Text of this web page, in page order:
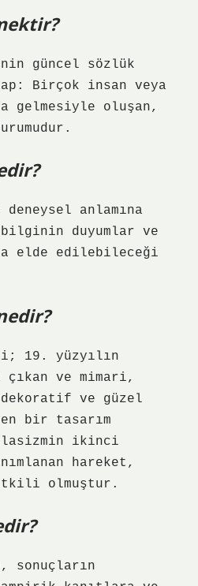
güncel sözlük
Birçok insan veya
gelmesiyle oluşan,
anlamına
duyumlar ve
elde edilebileceği
19. yüzyılın
çıkan ve mimari,
ve güzel
bir tasarım
ikinci
hareket,
olmuştur.
sonuçların